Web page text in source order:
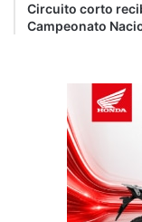
Circuito corto
Campeonato